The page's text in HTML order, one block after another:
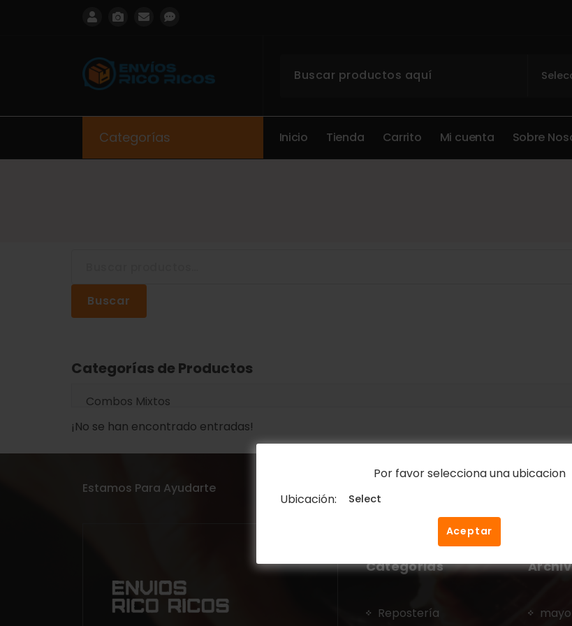
Por favor selecciona una ubicacion
Ubicación:
Aceptar
Categorías Inicio Tienda Carrito Mi cuenta Sobre Nos
Buscar
Categorías de Productos
Combos Mixtos
¡No se han encontrado entradas!
Estamos Para Ayudarte
Categorias
Repostería